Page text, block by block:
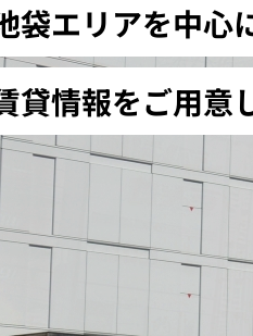
袋エリアを中心
貸情報をご用意